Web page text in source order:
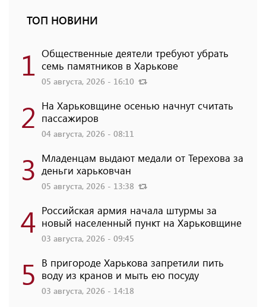
ТОП НОВИНИ
1 Общественные деятели требуют убрать
семь памятников в Харькове
05 августа, 2026 - 16:10
2 На Харьковщине осенью начнут считать
пассажиров
04 августа, 2026 - 08:11
3 Младенцам выдают медали от Терехова за
деньги харьковчан
05 августа, 2026 - 13:38
4 Российская армия начала штурмы за
новый населенный пункт на Харьковщине
03 августа, 2026 - 09:45
5 В пригороде Харькова запретили пить
воду из кранов и мыть ею посуду
03 августа, 2026 - 14:18